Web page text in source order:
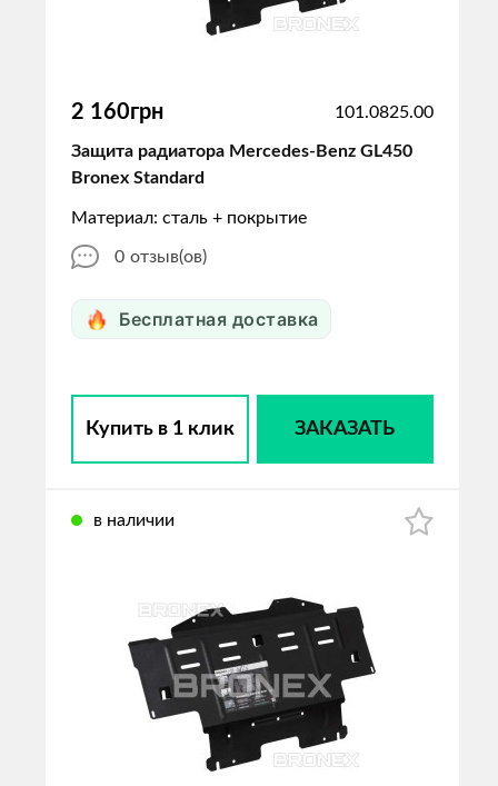
2 160грн 101.0825.00
Защита радиатора Mercedes-Benz GL450
Bronex Standard
Материал: сталь + покрытие
0 отзыв(ов)
Бесплатная доставка
Купить в 1 клик ЗАКАЗАТЬ
в наличии